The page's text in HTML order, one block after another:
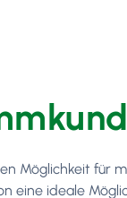
Möglichkeit für
eine ideale